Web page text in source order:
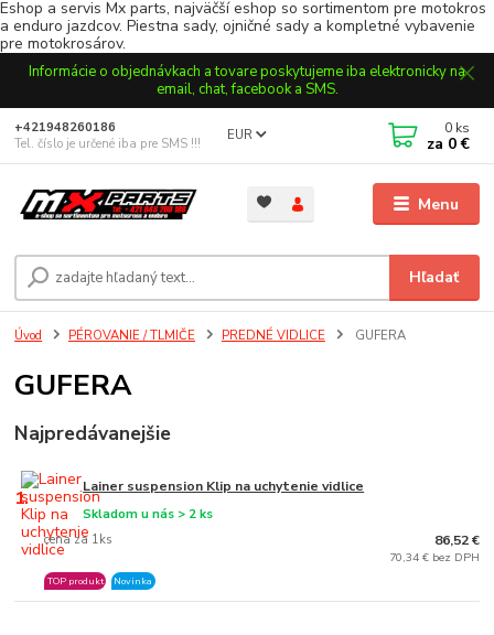
Eshop a servis Mx parts, najväčší eshop so sortimentom pre motokros
a enduro jazdcov. Piestna sady, ojničné sady a kompletné vybavenie
pre motokrosárov.
Informácie o objednávkach a tovare poskytujeme iba elektronicky na
email, chat, facebook a SMS.
Menu
EUR
Hľadať
+421948260186
Tel. číslo je určené iba pre SMS !!!
0 ks
za 0 €
Úvod PÉROVANIE / TLMIČE PREDNÉ VIDLICE GUFERA
GUFERA
Najpredávanejšie
1. Lainer suspension Klip na uchytenie vidlice
cena za 1ks
Skladom u nás > 2 ks
TOP produkt Novinka
86,52 €
70,34 € bez DPH